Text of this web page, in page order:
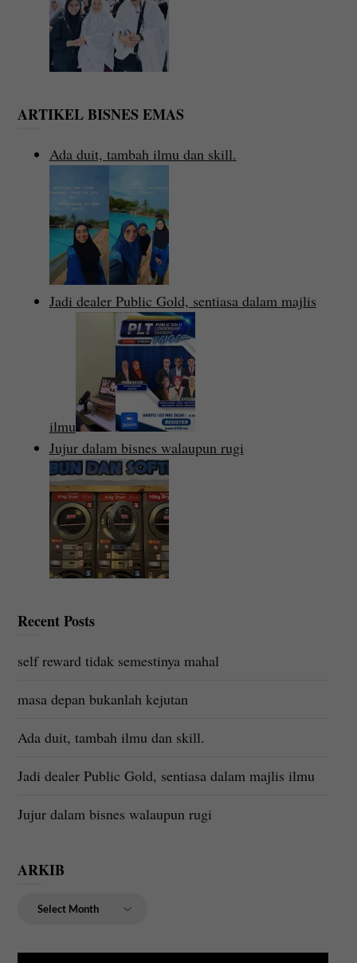
ARTIKEL BISNES EMAS
Ada duit, tambah ilmu dan skill.
Jadi dealer Public Gold, sentiasa dalam majlis
ilmu
Jujur dalam bisnes walaupun rugi
Recent Posts
self reward tidak semestinya mahal
masa depan bukanlah kejutan
Ada duit, tambah ilmu dan skill.
Jadi dealer Public Gold, sentiasa dalam majlis ilmu
Jujur dalam bisnes walaupun rugi
ARKIB
ARKIB